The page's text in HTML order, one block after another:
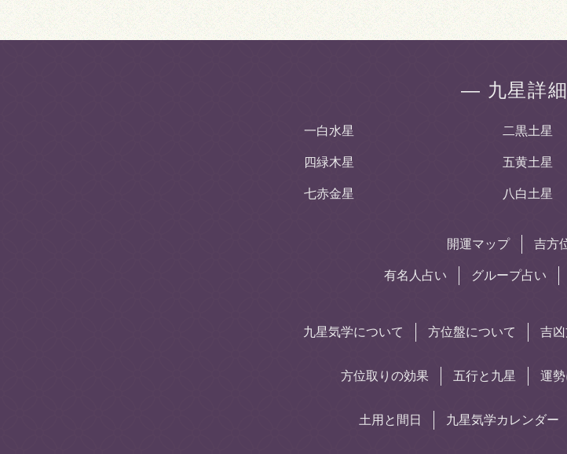
― 九星詳
一白水星 二黒土星
四緑木星 五黄土星
七赤金星 八白土星
開運マップ 吉方
有名人占い グループ占い
九星気学について 方位盤について 吉
方位取りの効果 五行と九星 運
土用と間日 九星気学カレンダー